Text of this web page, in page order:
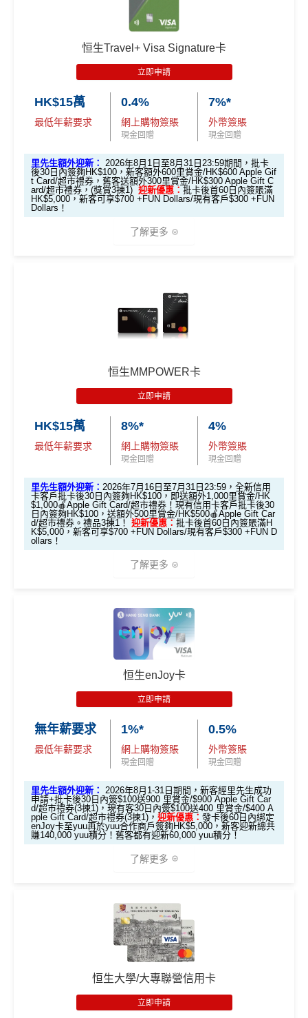
恒生Travel+ Visa Signature卡
立即申請
HK$15萬
最低年薪要求
0.4%
網上購物簽賬
現金回贈
7%*
外幣簽賬
現金回贈
里先生額外迎新： 2026年8月1日至8月31日23:59期間，批卡
後30日內簽夠HK$100，新客額外600里賞金/HK$600 Apple Gif
t Card/超市禮券，舊客送額外300里賞金/HK$300 Apple Gift C
ard/超市禮券，(獎賞3揀1) 迎新優惠： 批卡後首60日內簽賬滿
HK$5,000，新客可享$700 +FUN Dollars/現有客戶$300 +FUN
Dollars！
了解更多
生會員平台申請獎賞額外送38里賞金！
推廣期：2026年8月1日至8月31日23:59
經里先生申請恒生Travel+ Visa Signature卡
申請獎賞賺額外38里賞金
全新*信用卡客戶批卡後30日內簽夠HK$100送
額外600里賞金**/HK$600 Apple Gift Card /超
市禮券(3揀1)
現有信用卡客戶批卡後30日內簽夠HK$100送額
外300里賞金**/HK$300 Apple Gift Card /超市
禮券(3揀1)
MrMiles.hk/travel-plus-apply/
**每1里賞金 ≈ HK$1，可兌換FPS轉數快回贈！
網上連結申請批卡後首60日內累積簽賬滿H
K$5,000，即符合獲取條件
現有客戶
$300 +FUN Dollars
日本、韓國、泰國、內地、澳門及台灣實體店外幣簽
飲可享高達5% +FUN Dollars，每月額外回贈上限$500
+FUN Dollars！^
✅優點
高達7% +FUN Dollars回贈
其他海外外幣簽賬可享高達5% +FUN Dollars回贈
高達5% +FUN Dollars回贈
現有客戶都有迎新$300 +FUN Dollars
恒生MMPOWER卡
立即申請
HK$15萬
最低年薪要求
8%*
網上購物簽賬
現金回贈
4%
外幣簽賬
現金回贈
里先生額外迎新： 2026年7月16日至7月31日23:59，全新信用
卡客戶批卡後30日內簽夠HK$100，即送額外1,000里賞金/HK
$1,000🍎Apple Gift Card/超市禮券！現有信用卡客戶批卡後30
日內簽夠HK$100，送額外500里賞金/HK$500🍎Apple Gift Car
d/超市禮券。禮品3揀1！ 迎新優惠： 批卡後首60日內簽賬滿H
K$5,000，新客可享$700 +FUN Dollars/現有客戶$300 +FUN D
ollars！
了解更多
（由2023年7月22日開始，恒生MMPOWER World Mast
用+Fun Dollars找卡數！）
推廣期：2026年7月16日至7月31日23:59
經里先生申請恒生MMPOWER World Mastercard
全新信用卡客戶*批卡後30日內簽夠HK$100，
送額外1,000里賞金/HK$1,000🍎Apple Gift Car
現有信用卡客戶批卡後30日內簽夠HK$100，送
額外500里賞金/HK$500🍎Apple Gift Card/超
市禮券(3揀1)
MrMiles.hk/mpower-apply
≈ HK$1，可兌換FPS轉數快回贈！
4月17日或之前申請，填表呢邊：https://forms.gle/rPueeq
基本迎新：
迎新優惠：批卡後60日內累積簽賬滿HK$5,000，新客
恒生enJoy卡
立即申請
無年薪要求
最低年薪要求
1%*
網上購物簽賬
現金回贈
0.5%
外幣簽賬
現金回贈
里先生額外迎新：
2026年8月1-31日期間，新客經里先生成功
申請+批卡後30日內簽$100送900 里賞金/$900 Apple Gift Car
d/超市禮券(3揀1)， 現有客30日內簽$100送400 里賞金/$400 A
pple Gift Card/超市禮券(3揀1)， 迎新優惠： 發卡後60日內綁定
enJoy卡至yuu再於yuu合作商戶簽夠HK$5,000，新客迎新總共
賺140,000 yuu積分！舊客都有迎新60,000 yuu積分！
了解更多
*恒生enJoy卡於yuu合作商戶消費會以yuu積分作回贈，可
於下次合作商戶可當現金使用。更多詳情：
里先生全新優惠：
推廣期：2026年8月1-31日23:59
恒生大學/大專聯營信用卡
立即申請